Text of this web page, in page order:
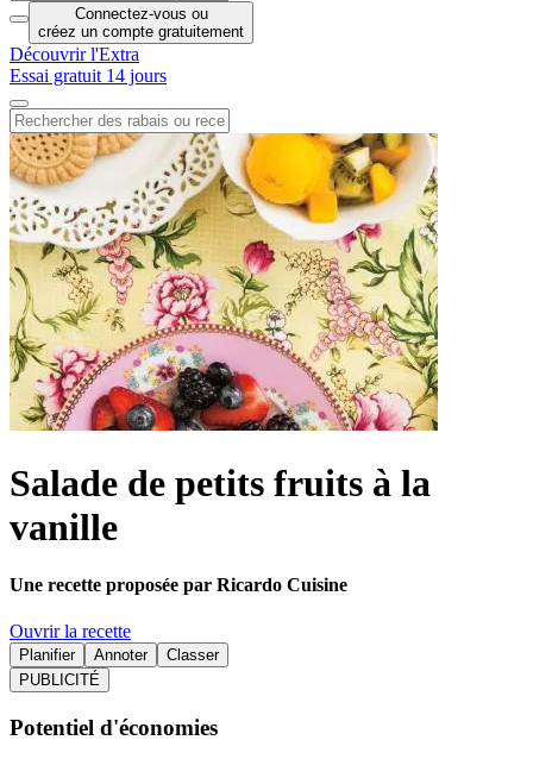
Connectez-vous ou
créez un compte gratuitement
Découvrir l'Extra
Essai gratuit 14 jours
Salade de petits fruits à la
vanille
Une recette proposée par Ricardo Cuisine
Ouvrir la recette
Planifier Annoter
Classer
PUBLICITÉ
Potentiel d'économies